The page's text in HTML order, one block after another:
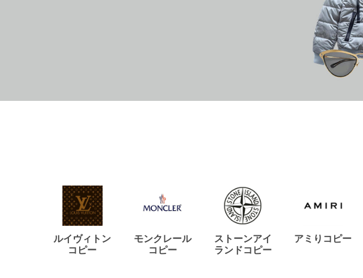
ルイヴィトン
コピー
モンクレール
コピー
ストーンアイ
ランドコピー
アミりコピー